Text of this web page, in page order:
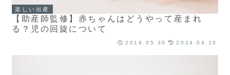
楽しい出産
【助産師監修】赤ちゃんはどうやって産まれ
る？児の回旋について
2019.05.30 2024.04.10